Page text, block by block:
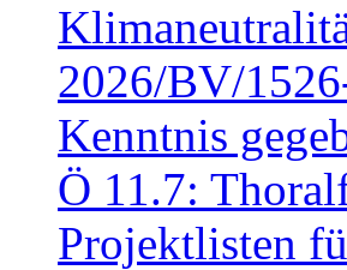
2026/BV/
Kenntnis
Ö 11.7:
Projektlisten